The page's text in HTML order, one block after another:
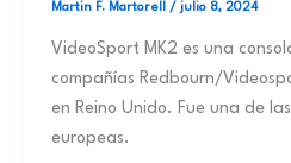
Martin F. Martorell / julio 8, 2024
VideoSport MK2 es una
compañías Redbourn/
en Reino Unido. Fue una de
europeas.